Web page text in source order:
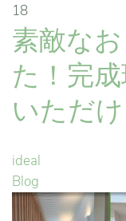
18
素敵な
た！完
いただけ
ideal
Blog